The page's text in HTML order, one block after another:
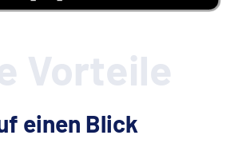
Vorteile
einen Blick